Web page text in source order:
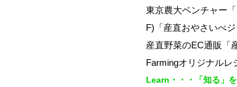
東京農大ベンチャー
F)「産直おやさいべジ
産直野菜のEC通販「
Farmingオリジナルレ
Learn・・・「知る」を